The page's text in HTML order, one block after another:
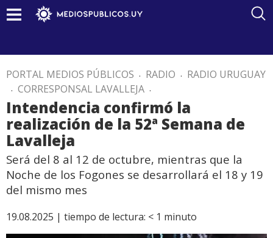
PORTAL MEDIOS PÚBLICOS . RADIO . RADIO URUGUAY
. CORRESPONSAL LAVALLEJA .
Intendencia confirmó la
realización de la 52ª Semana de
Lavalleja
Será del 8 al 12 de octubre, mientras que la
Noche de los Fogones se desarrollará el 18 y 19
del mismo mes
19.08.2025 | tiempo de lectura: < 1 minuto